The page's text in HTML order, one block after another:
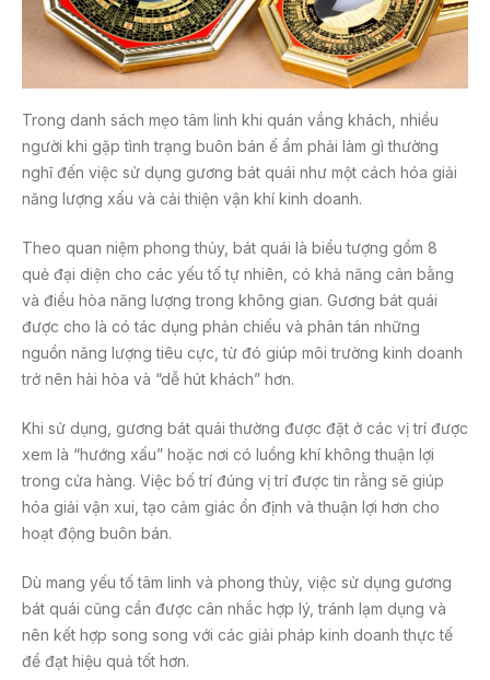
Trong danh sách mẹo tâm linh khi quán vắng khách, nhiều
người khi gặp tình trạng buôn bán ế ẩm phải làm gì thường
nghĩ đến việc sử dụng gương bát quái như một cách hóa giải
năng lượng xấu và cải thiện vận khí kinh doanh.
Theo quan niệm phong thủy, bát quái là biểu tượng gồm 8
quẻ đại diện cho các yếu tố tự nhiên, có khả năng cân bằng
và điều hòa năng lượng trong không gian. Gương bát quái
được cho là có tác dụng phản chiếu và phân tán những
nguồn năng lượng tiêu cực, từ đó giúp môi trường kinh doanh
trở nên hài hòa và “dễ hút khách” hơn.
Khi sử dụng, gương bát quái thường được đặt ở các vị trí được
xem là “hướng xấu” hoặc nơi có luồng khí không thuận lợi
trong cửa hàng. Việc bố trí đúng vị trí được tin rằng sẽ giúp
hóa giải vận xui, tạo cảm giác ổn định và thuận lợi hơn cho
hoạt động buôn bán.
Dù mang yếu tố tâm linh và phong thủy, việc sử dụng gương
bát quái cũng cần được cân nhắc hợp lý, tránh lạm dụng và
nên kết hợp song song với các giải pháp kinh doanh thực tế
để đạt hiệu quả tốt hơn.